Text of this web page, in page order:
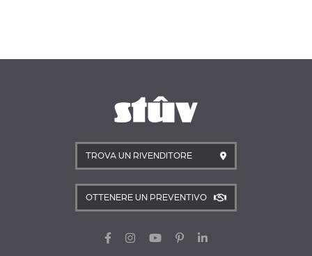
TROVA UN RIVENDITORE
OTTENERE UN PREVENTIVO